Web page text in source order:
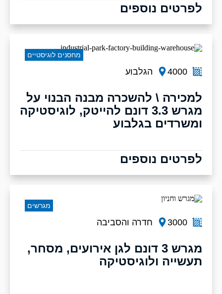
לפרטים נוספים
4000 הגלבוע
למכירה \ להשכרה מבנה הבנוי על
מגרש 3.3 דונם להייטק, לוגיסטיקה
ומשרדים בגלבוע
לפרטים נוספים
מחסנים לוגיסטיים
3000 חדרה והסביבה
מגרש 3 דונם לגן אירועים, מסחר,
תעשייה ולוגיסטיקה
מגרשים